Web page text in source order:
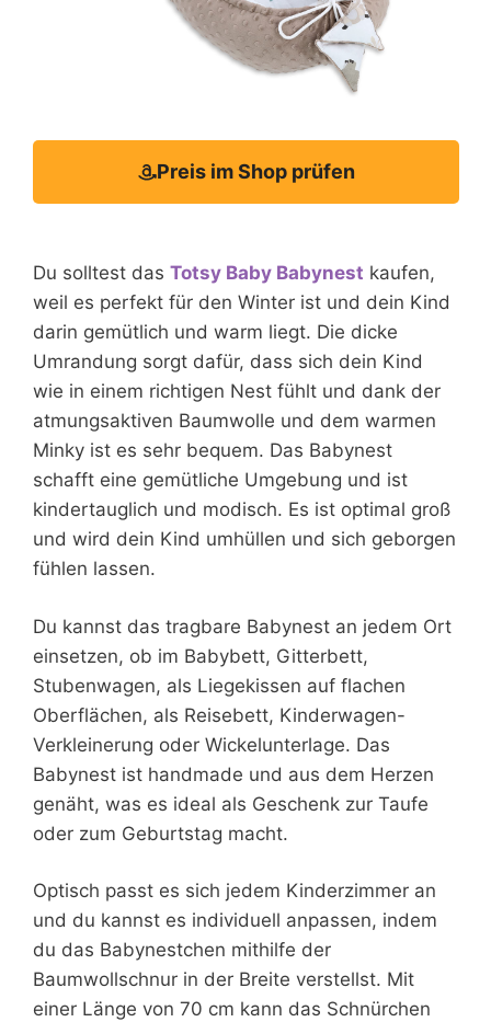
Preis im Shop prüfen
Du solltest das Totsy Baby Babynest kaufen,
weil es perfekt für den Winter ist und dein Kind
darin gemütlich und warm liegt. Die dicke
Umrandung sorgt dafür, dass sich dein Kind
wie in einem richtigen Nest fühlt und dank der
atmungsaktiven Baumwolle und dem warmen
Minky ist es sehr bequem. Das Babynest
schafft eine gemütliche Umgebung und ist
kindertauglich und modisch. Es ist optimal groß
und wird dein Kind umhüllen und sich geborgen
fühlen lassen.
Du kannst das tragbare Babynest an jedem Ort
einsetzen, ob im Babybett, Gitterbett,
Stubenwagen, als Liegekissen auf flachen
Oberflächen, als Reisebett, Kinderwagen-
Verkleinerung oder Wickelunterlage. Das
Babynest ist handmade und aus dem Herzen
genäht, was es ideal als Geschenk zur Taufe
oder zum Geburtstag macht.
Optisch passt es sich jedem Kinderzimmer an
und du kannst es individuell anpassen, indem
du das Babynestchen mithilfe der
Baumwollschnur in der Breite verstellst. Mit
einer Länge von 70 cm kann das Schnürchen